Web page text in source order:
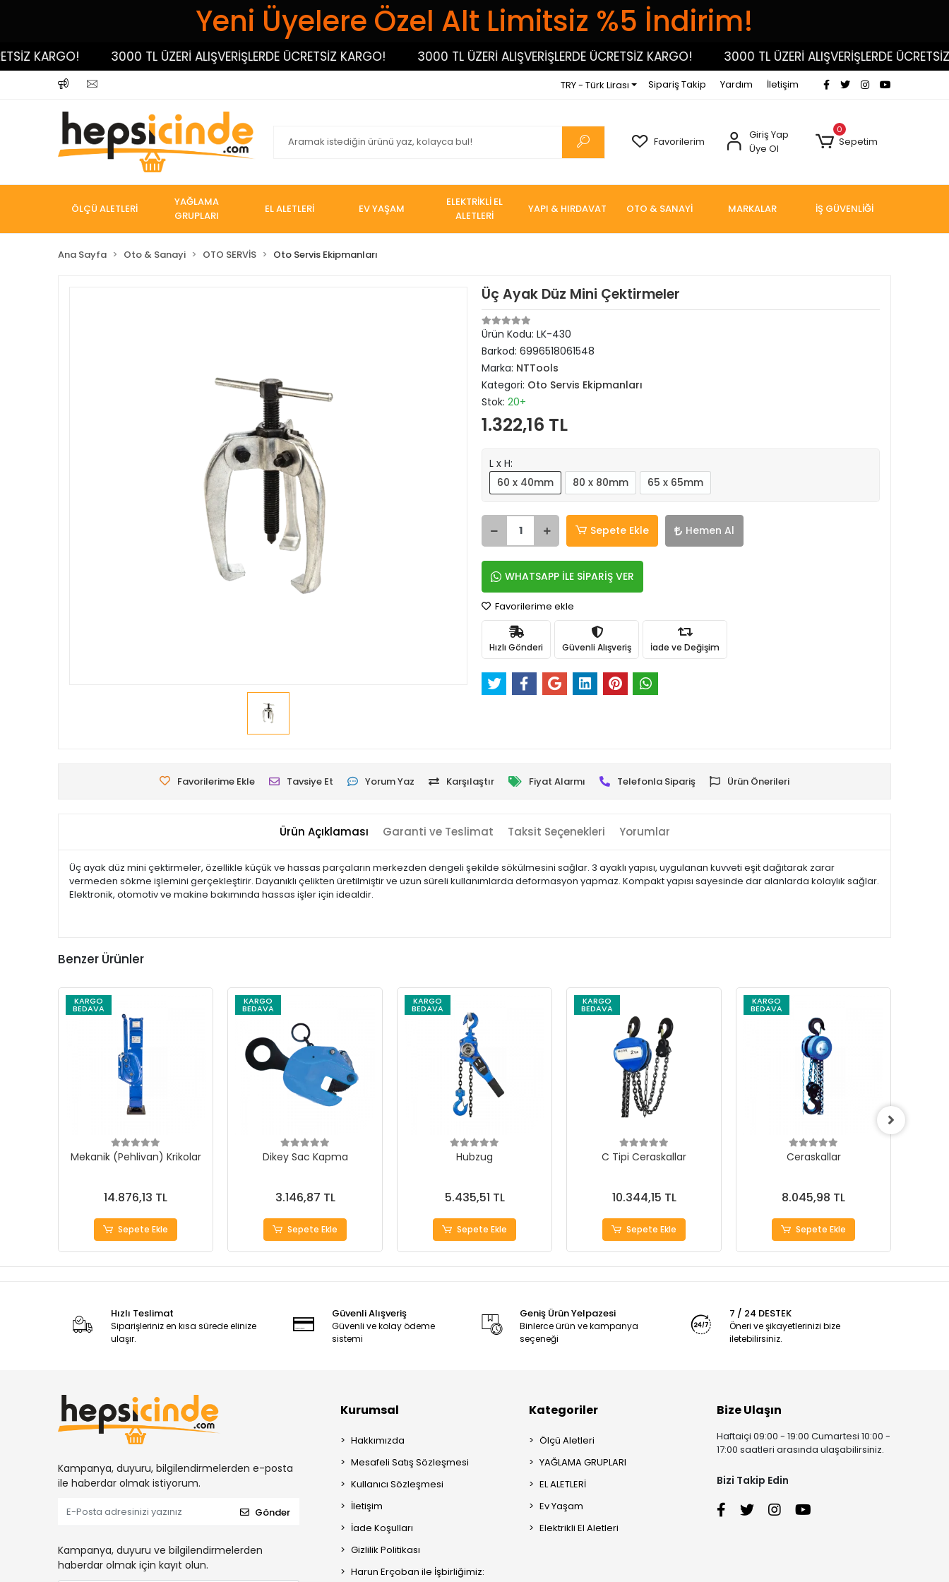
Yeni Üyelere Özel Alt Limitsiz %5 İndirim!
KARGO! 3000 TL ÜZERİ ALIŞVERİŞLERDE ÜCRETSİZ KARGO! 3000 TL ÜZERİ ALIŞVERİŞLERDE ÜCRETSİZ KARGO! 3000 TL ÜZERİ ALIŞVERİŞLERDE ÜCRETSİZ
TRY - Türk Lirası Sipariş Takip Yardım İletişim
Favorilerim
Giriş Yap
Üye Ol
0
Sepetim
ÖLÇÜ ALETLERİ
YAĞLAMA
GRUPLARI
EL ALETLERİ EV YAŞAM
ELEKTRİKLİ EL
ALETLERİ
YAPI & HIRDAVAT OTO & SANAYİ MARKALAR İŞ GÜVENLİĞİ
Ana Sayfa Oto & Sanayi OTO SERVİS Oto Servis Ekipmanları
Üç Ayak Düz Mini Çektirmeler
Ürün Kodu: LK-430
Barkod: 6996518061548
Marka: NTTools
Kategori: Oto Servis Ekipmanları
Stok: 20+
1.322,16 TL
L x H:
60 x 40mm
80 x 80mm 65 x 65mm
Sepete Ekle Hemen Al
WHATSAPP İLE SİPARİŞ VER
Favorilerime ekle
Hızlı Gönderi Güvenli Alışveriş İade ve Değişim
Favorilerime Ekle Tavsiye Et Yorum Yaz Karşılaştır Fiyat Alarmı Telefonla Sipariş Ürün Önerileri
Ürün Açıklaması Garanti ve Teslimat Taksit Seçenekleri Yorumlar
Üç ayak düz mini çektirmeler, özellikle küçük ve hassas parçaların merkezden dengeli şekilde sökülmesini sağlar. 3 ayaklı yapısı, uygulanan kuvveti eşit dağıtarak zarar
vermeden sökme işlemini gerçekleştirir. Dayanıklı çelikten üretilmiştir ve uzun süreli kullanımlarda deformasyon yapmaz. Kompakt yapısı sayesinde dar alanlarda kolaylık sağlar.
Elektronik, otomotiv ve makine bakımında hassas işler için idealdir.
Benzer Ürünler
KARGO
BEDAVA
Mekanik (Pehlivan) Krikolar
14.876,13 TL
Sepete Ekle
KARGO
BEDAVA
Dikey Sac Kapma
3.146,87 TL
Sepete Ekle
KARGO
BEDAVA
Hubzug
5.435,51 TL
Sepete Ekle
KARGO
BEDAVA
C Tipi Ceraskallar
10.344,15 TL
Sepete Ekle
KARGO
BEDAVA
Ceraskallar
8.045,98 TL
Sepete Ekle
Hızlı Teslimat
Siparişleriniz en kısa sürede elinize
ulaşır.
Güvenli Alışveriş
Güvenli ve kolay ödeme
sistemi
Geniş Ürün Yelpazesi
Binlerce ürün ve kampanya
seçeneği
7 / 24 DESTEK
Öneri ve şikayetlerinizi bize
iletebilirsiniz.
Kampanya, duyuru, bilgilendirmelerden e-posta
ile haberdar olmak istiyorum.
Gönder
Kampanya, duyuru ve bilgilendirmelerden
haberdar olmak için kayıt olun.
Kurumsal
Hakkımızda
Mesafeli Satış Sözleşmesi
Kullanıcı Sözleşmesi
İletişim
İade Koşulları
Gizlilik Politikası
Harun Erçoban ile İşbirliğimiz:
Kategoriler
Ölçü Aletleri
YAĞLAMA GRUPLARI
EL ALETLERİ
Ev Yaşam
Elektrikli El Aletleri
Bize Ulaşın
Haftaiçi 09:00 - 19:00 Cumartesi 10:00 -
17:00 saatleri arasında ulaşabilirsiniz.
Bizi Takip Edin